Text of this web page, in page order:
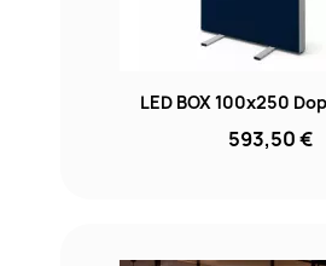
LED BOX 100x250
593,50 €